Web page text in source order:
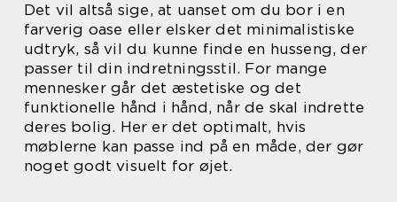
Det vil altså sige, at uanset om du bor i en
farverig oase eller elsker det minimalistiske
udtryk, så vil du kunne finde en husseng, der
passer til din indretningsstil. For mange
mennesker går det æstetiske og det
funktionelle hånd i hånd, når de skal indrette
deres bolig. Her er det optimalt, hvis
møblerne kan passe ind på en måde, der gør
noget godt visuelt for øjet.